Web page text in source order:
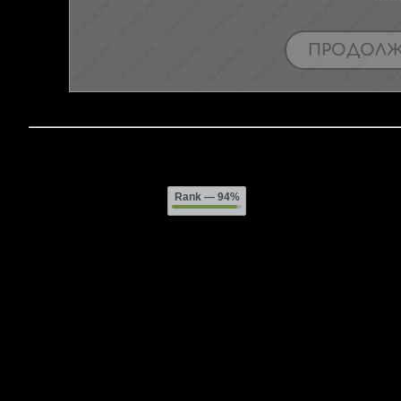
Rank— 94%